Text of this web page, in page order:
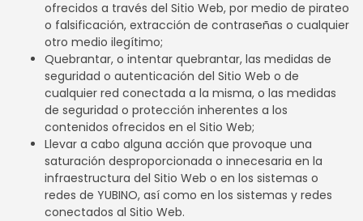
ofrecidos a través del Sitio Web, por medio de pirateo
o falsificación, extracción de contraseñas o cualquier
otro medio ilegítimo;
Quebrantar, o intentar quebrantar, las medidas de
seguridad o autenticación del Sitio Web o de
cualquier red conectada a la misma, o las medidas
de seguridad o protección inherentes a los
contenidos ofrecidos en el Sitio Web;
Llevar a cabo alguna acción que provoque una
saturación desproporcionada o innecesaria en la
infraestructura del Sitio Web o en los sistemas o
redes de YUBINO, así como en los sistemas y redes
conectados al Sitio Web.